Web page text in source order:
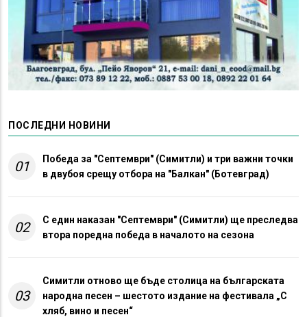
ПОСЛЕДНИ НОВИНИ
01
Победа за "Септември" (Симитли) и три важни точки
в двубоя срещу отбора на "Балкан" (Ботевград)
02
С един наказан "Септември" (Симитли) ще преследва
втора поредна победа в началото на сезона
03
Симитли отново ще бъде столица на българската
народна песен – шестото издание на фестивала „С
хляб, вино и песен“